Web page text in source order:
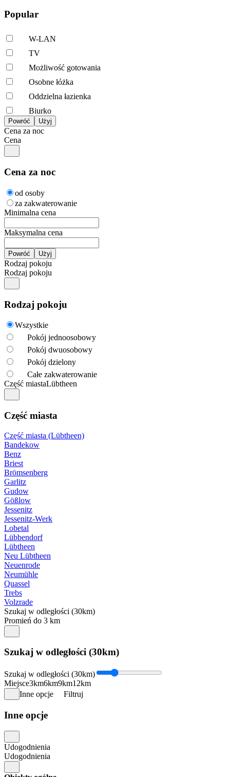
Popular
W-LAN
TV
Możliwość gotowania
Osobne łóżka
Oddzielna łazienka
Biurko
Cena za noc
Cena
Cena za noc
od osoby
za zakwaterowanie
Minimalna cena
Maksymalna cena
Rodzaj pokoju
Rodzaj pokoju
Rodzaj pokoju
Wszystkie
Pokój jednoosobowy
Pokój dwuosobowy
Pokój dzielony
Całe zakwaterowanie
Część miastaLübtheen
Część miasta
Część miasta (Lübtheen)
Bandekow
Benz
Briest
Brömsenberg
Garlitz
Gudow
Gößlow
Jessenitz
Jessenitz-Werk
Lobetal
Lübbendorf
Lübtheen
Neu Lübtheen
Neuenrode
Neumühle
Quassel
Trebs
Volzrade
Szukaj w odległości (30km)
Promień do 3 km
Szukaj w odległości (30km)
Szukaj w odległości (30km)
Miejsce3km6km9km12km
Inne opcje
Filtruj
Inne opcje
Udogodnienia
Udogodnienia